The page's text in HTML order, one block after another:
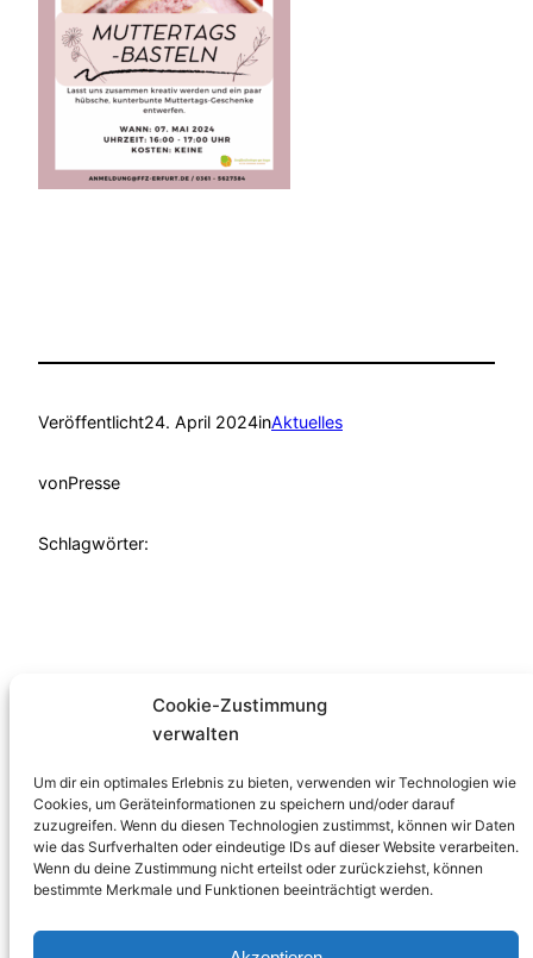
Cookie-Zustimmung
verwalten
Um dir ein optimales Erlebnis zu bieten, verwenden wir Technologien wie
Cookies, um Geräteinformationen zu speichern und/oder darauf
zuzugreifen. Wenn du diesen Technologien zustimmst, können wir Daten
wie das Surfverhalten oder eindeutige IDs auf dieser Website verarbeiten.
Wenn du deine Zustimmung nicht erteilst oder zurückziehst, können
bestimmte Merkmale und Funktionen beeinträchtigt werden.
Veröffentlicht24. April 2024inAktuelles
vonPresse
Schlagwörter:
Familienzentrum
Verein
Angebote
Programmheft
Spenden und
Jobs und